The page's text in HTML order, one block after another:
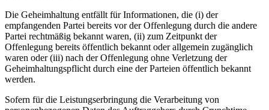
Die Geheimhaltung entfällt für Informationen, die (i) der
empfangenden Partei bereits vor der Offenlegung durch die andere
Partei rechtmäßig bekannt waren, (ii) zum Zeitpunkt der
Offenlegung bereits öffentlich bekannt oder allgemein zugänglich
waren oder (iii) nach der Offenlegung ohne Verletzung der
Geheimhaltungspflicht durch eine der Parteien öffentlich bekannt
werden.
Sofern für die Leistungserbringung die Verarbeitung von